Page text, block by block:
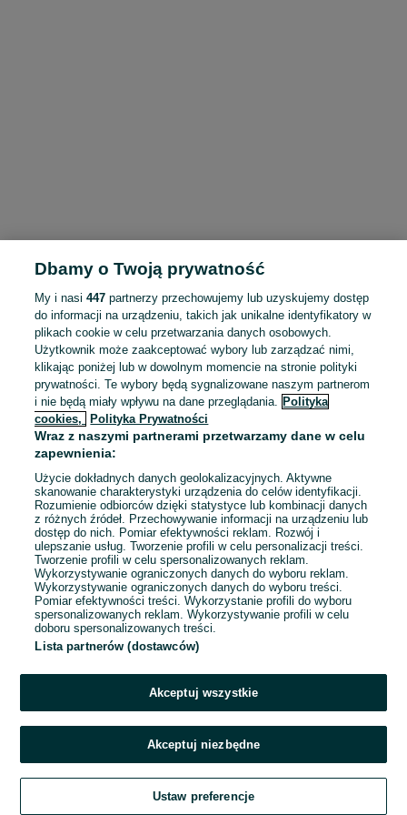
To ogłoszenie nie jest już dostępne
Przejdź na stronę główną
Dbamy o Twoją prywatność
My i nasi447 partnerzy przechowujemy lub uzyskujemy dostęp
do informacji na urządzeniu, takich jak unikalne identyfikatory w
plikach cookie w celu przetwarzania danych osobowych.
Użytkownik może zaakceptować wybory lub zarządzać nimi,
klikając poniżej lub w dowolnym momencie na stronie polityki
prywatności. Te wybory będą sygnalizowane naszym partnerom
i nie będą miały wpływu na dane przeglądania. Polityka
cookies,
Polityka Prywatności
Wraz z naszymi partnerami przetwarzamy dane w celu
zapewnienia:
Użycie dokładnych danych geolokalizacyjnych. Aktywne
skanowanie charakterystyki urządzenia do celów identyfikacji.
Rozumienie odbiorców dzięki statystyce lub kombinacji danych
z różnych źródeł. Przechowywanie informacji na urządzeniu lub
dostęp do nich. Pomiar efektywności reklam. Rozwój i
ulepszanie usług. Tworzenie profili w celu personalizacji treści.
Tworzenie profili w celu spersonalizowanych reklam.
Wykorzystywanie ograniczonych danych do wyboru reklam.
Wykorzystywanie ograniczonych danych do wyboru treści.
Pomiar efektywności treści. Wykorzystanie profili do wyboru
spersonalizowanych reklam. Wykorzystywanie profili w celu
doboru spersonalizowanych treści.
Lista partnerów (dostawców)
Akceptuj wszystkie
Akceptuj niezbędne
Ustaw preferencje